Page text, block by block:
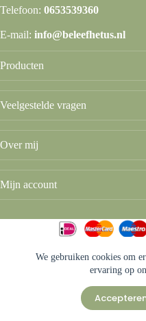
We gebruiken cookies om
ervaring op
Telefoon: 0653539360
E-mail: info@beleefhetus.nl
Producten
Veelgestelde vragen
Over mij
Mijn account
©
Privacy